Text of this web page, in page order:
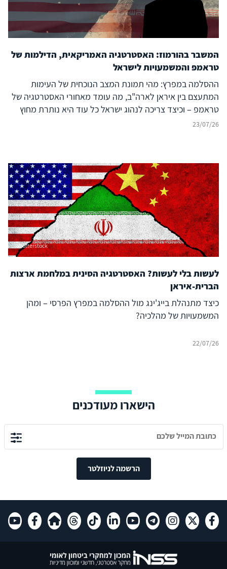
המשבר בהורמוז: האסטרטגיה האמריקאית, הדילמות של
טראמפ והמשמעויות לישראל
ההסלמה במפרץ: מהי תמונת המצב הנוכחית של העימות
המתעצם בין איראן לארה"ב, מה עומד מאחורי האסטרטגיה של
טראמפ – וכיצד צריכה לנהוג ישראל כל עוד היא נותרת מחוץ
לעימות?
23/07/26
Shutterstock
לעשות בלי לעשות? האסטרטגיה הסינית במלחמת ארצות
הברית-איראן
כיצד מתנהלת בייג'ינג מול ההסלמה במפרץ הפרסי – ומהן
המשמעויות של מהלכיה?
22/07/26
הישארו מעודכנים
הרשמה לניוזלטר